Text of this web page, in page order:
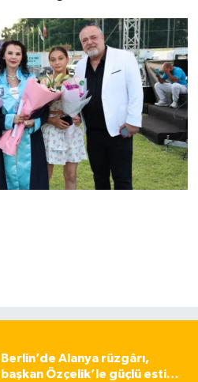
Berlin’de Alanya rüzgârı,
başkan Özçelik’le güçlü esti…